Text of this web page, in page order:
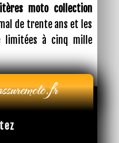
moto collection
de trente ans et les
limitées à cinq mille